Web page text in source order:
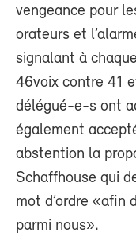
vengeance pour
orateurs et
signalant à
46voix contre 41
délégué-e-s ont
également
abstention la
Schaffhouse qui
mot d’ordre «afin
parmi nous».